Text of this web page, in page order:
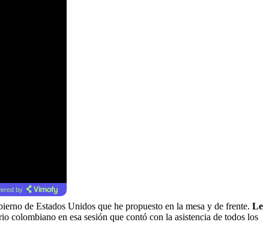
by
de Estados Unidos que he propuesto en la mesa y de frente. Le
colombiano en esa sesión que contó con la asistencia de todos los